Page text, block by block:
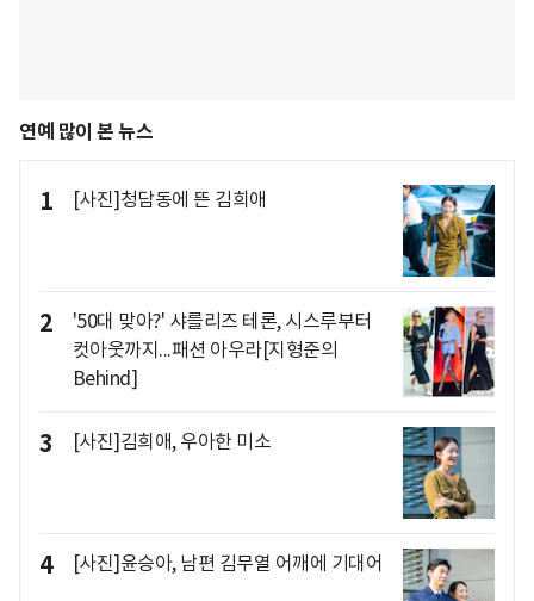
연예 많이 본 뉴스
1 [사진]청담동에 뜬 김희애
2
'50대 맞아?' 샤를리즈 테론, 시스루부터
컷아웃까지...패션 아우라[지형준의
Behind]
3 [사진]김희애, 우아한 미소
4 [사진]윤승아, 남편 김무열 어깨에 기대어